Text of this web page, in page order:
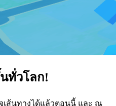
ทั่วโลก!
เส้นทางได้แล้วตอนนี้ และ ณ